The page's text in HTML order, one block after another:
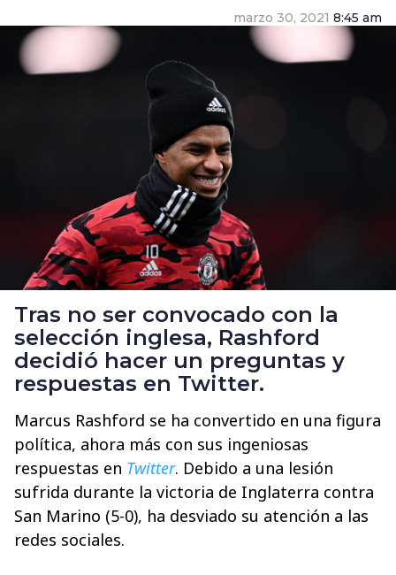
marzo 30, 2021 8:45 am
Tras no ser convocado con la
selección inglesa, Rashford
decidió hacer un preguntas y
respuestas en Twitter.
Marcus Rashford se ha convertido en una figura
política, ahora más con sus ingeniosas
respuestas en Twitter. Debido a una lesión
sufrida durante la victoria de Inglaterra contra
San Marino (5-0), ha desviado su atención a las
redes sociales.